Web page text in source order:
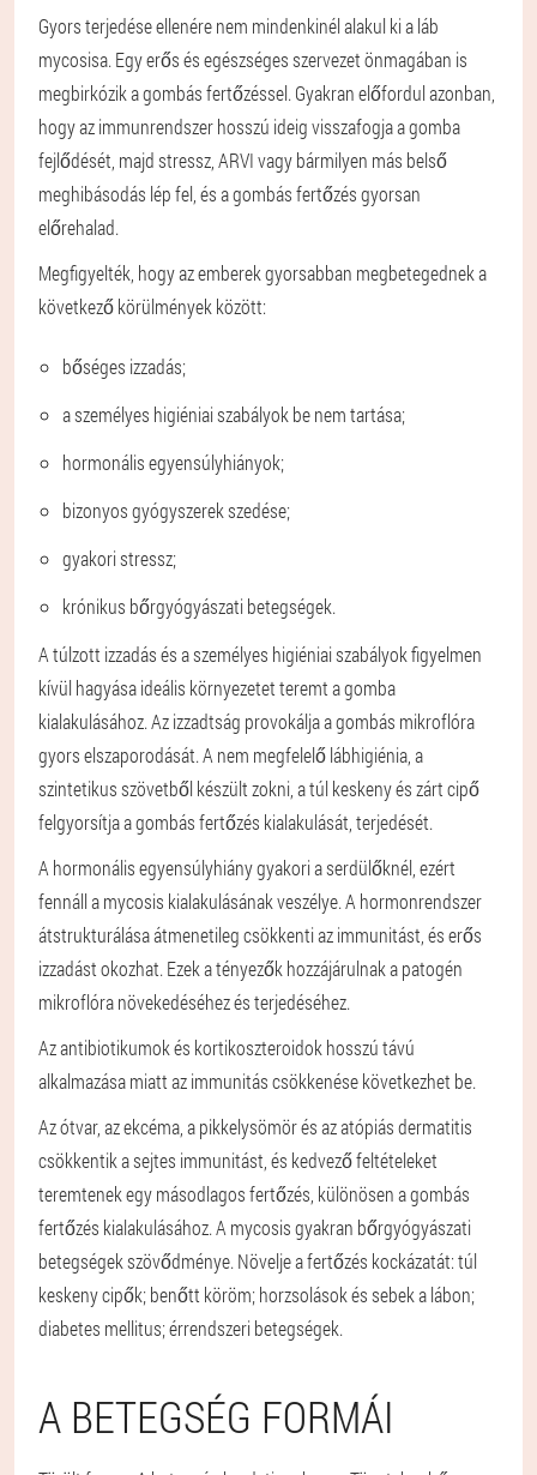
Gyors terjedése ellenére nem mindenkinél alakul ki a láb
mycosisa. Egy erős és egészséges szervezet önmagában is
megbirkózik a gombás fertőzéssel. Gyakran előfordul azonban,
hogy az immunrendszer hosszú ideig visszafogja a gomba
fejlődését, majd stressz, ARVI vagy bármilyen más belső
meghibásodás lép fel, és a gombás fertőzés gyorsan
előrehalad.
Megfigyelték, hogy az emberek gyorsabban megbetegednek a
következő körülmények között:
bőséges izzadás;
a személyes higiéniai szabályok be nem tartása;
hormonális egyensúlyhiányok;
bizonyos gyógyszerek szedése;
gyakori stressz;
krónikus bőrgyógyászati betegségek.
A túlzott izzadás és a személyes higiéniai szabályok figyelmen
kívül hagyása ideális környezetet teremt a gomba
kialakulásához. Az izzadtság provokálja a gombás mikroflóra
gyors elszaporodását. A nem megfelelő lábhigiénia, a
szintetikus szövetből készült zokni, a túl keskeny és zárt cipő
felgyorsítja a gombás fertőzés kialakulását, terjedését.
A hormonális egyensúlyhiány gyakori a serdülőknél, ezért
fennáll a mycosis kialakulásának veszélye. A hormonrendszer
átstrukturálása átmenetileg csökkenti az immunitást, és erős
izzadást okozhat. Ezek a tényezők hozzájárulnak a patogén
mikroflóra növekedéséhez és terjedéséhez.
Az antibiotikumok és kortikoszteroidok hosszú távú
alkalmazása miatt az immunitás csökkenése következhet be.
Az ótvar, az ekcéma, a pikkelysömör és az atópiás dermatitis
csökkentik a sejtes immunitást, és kedvező feltételeket
teremtenek egy másodlagos fertőzés, különösen a gombás
fertőzés kialakulásához. A mycosis gyakran bőrgyógyászati
betegségek szövődménye. Növelje a fertőzés kockázatát: túl
keskeny cipők; benőtt köröm; horzsolások és sebek a lábon;
diabetes mellitus; érrendszeri betegségek.
A BETEGSÉG FORMÁI